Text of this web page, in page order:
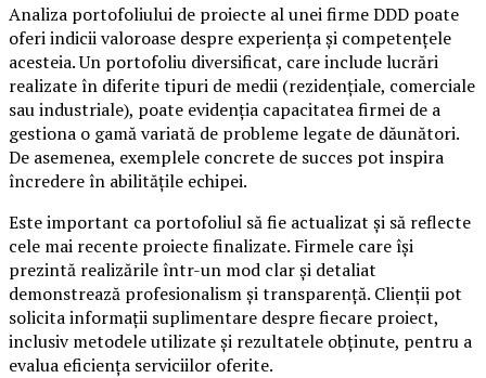
Analiza portofoliului de proiecte al unei firme DDD poate
oferi indicii valoroase despre experiența și competențele
acesteia. Un portofoliu diversificat, care include lucrări
realizate în diferite tipuri de medii (rezidențiale, comerciale
sau industriale), poate evidenția capacitatea firmei de a
gestiona o gamă variată de probleme legate de dăunători.
De asemenea, exemplele concrete de succes pot inspira
încredere în abilitățile echipei.
Este important ca portofoliul să fie actualizat și să reflecte
cele mai recente proiecte finalizate. Firmele care își
prezintă realizările într-un mod clar și detaliat
demonstrează profesionalism și transparență. Clienții pot
solicita informații suplimentare despre fiecare proiect,
inclusiv metodele utilizate și rezultatele obținute, pentru a
evalua eficiența serviciilor oferite.